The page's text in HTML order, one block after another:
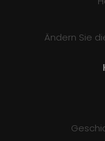
Ändern Sie